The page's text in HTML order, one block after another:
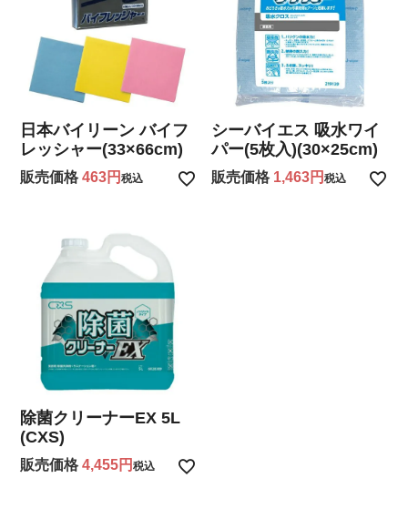
日本バイリーン バイフ
レッシャー(33×66cm)
販売価格 463 税込
シーバイエス 吸水ワイ
パー(5枚入)(30×25cm)
販売価格 1,463 税込
除菌クリーナーEX 5L
(CXS)
販売価格 4,455 税込